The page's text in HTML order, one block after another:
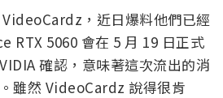
，近日爆料他們已經
RTX 5060 會在 5 月 19 日正式
確認，意味著這次流出的消
雖然 VideoCardz 說得很肯